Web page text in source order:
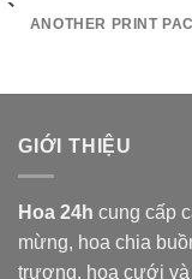
ANOTHER PRINT
GIỚI THIỆU
Hoa 24h cung cấp
mừng, hoa chia
trương, hoa cưới và